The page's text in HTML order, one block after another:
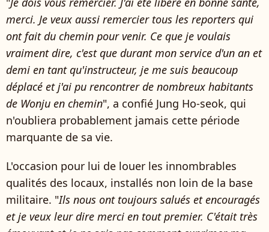
merci. Je veux aussi remercier tous les reporters qui
ont fait du chemin pour venir. Ce que je voulais
vraiment dire, c'est que durant mon service d'un an et
demi en tant qu'instructeur, je me suis beaucoup
déplacé et j'ai pu rencontrer de nombreux habitants
de Wonju en chemin", a confié Jung Ho-seok, qui
n'oubliera probablement jamais cette période
marquante de sa vie.
L'occasion pour lui de louer les innombrables
qualités des locaux, installés non loin de la base
militaire. "Ils nous ont toujours salués et encouragés
et je veux leur dire merci en tout premier. C'était très